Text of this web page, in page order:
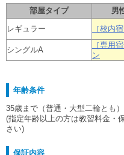
部屋タイプ 男
レギュラー
［校内
シングルA
［専用
ン
年齢条件
35歳まで（普通・大型二輪とも）
(指定年齢以上の方は教習料金・
さい)
保証内容